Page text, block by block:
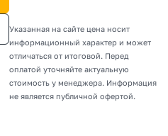
Указанная на сайте цена носит
информационный характер и может
отличаться от итоговой. Перед
оплатой уточняйте актуальную
стоимость у менеджера. Информация
не является публичной офертой.